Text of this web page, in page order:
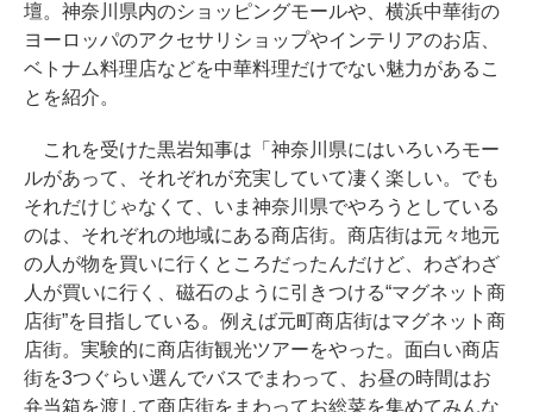
壇。神奈川県内のショッピングモールや、横浜中華街の
ヨーロッパのアクセサリショップやインテリアのお店、
ベトナム料理店などを中華料理だけでない魅力があるこ
とを紹介。
これを受けた黒岩知事は「神奈川県にはいろいろモー
ルがあって、それぞれが充実していて凄く楽しい。でも
それだけじゃなくて、いま神奈川県でやろうとしている
のは、それぞれの地域にある商店街。商店街は元々地元
の人が物を買いに行くところだったんだけど、わざわざ
人が買いに行く、磁石のように引きつける“マグネット商
店街”を目指している。例えば元町商店街はマグネット商
店街。実験的に商店街観光ツアーをやった。面白い商店
街を3つぐらい選んでバスでまわって、お昼の時間はお
弁当箱を渡して商店街をまわってお総菜を集めてみんな